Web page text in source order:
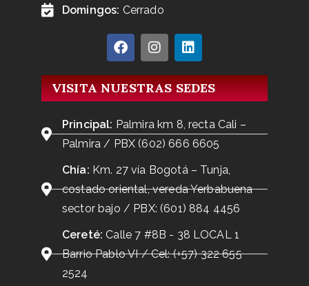
Domingos: Cerrado
VISITA NUESTRAS SEDES
Principal: Palmira km 8, recta Cali –
Palmira / PBX (602) 666 6605
Chía: Km. 27 vía Bogotá – Tunja,
costado oriental, vereda Yerbabuena
sector bajo / PBX: (601) 884 4456
Cereté: Calle 7 #8B - 38 LOCAL 1
Barrio Pablo VI / Cel: (+57) 322 655
2524